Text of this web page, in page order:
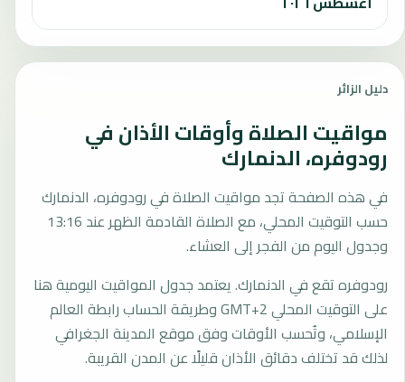
دليل الزائر
مواقيت الصلاة وأوقات الأذان في
رودوفره، الدنمارك
في هذه الصفحة تجد مواقيت الصلاة في رودوفره، الدنمارك
حسب التوقيت المحلي، مع الصلاة القادمة الظهر عند 13:16
وجدول اليوم من الفجر إلى العشاء.
رودوفره تقع في الدنمارك. يعتمد جدول المواقيت اليومية هنا
على التوقيت المحلي GMT+2 وطريقة الحساب رابطة العالم
الإسلامي، وتُحسب الأوقات وفق موقع المدينة الجغرافي
لذلك قد تختلف دقائق الأذان قليلًا عن المدن القريبة.